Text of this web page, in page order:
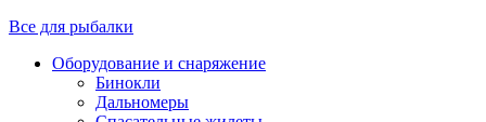
Все для рыбалки
Оборудование и снаряжение
Бинокли
Дальномеры